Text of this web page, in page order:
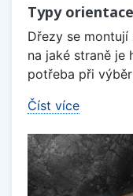
Typy
Dřezy se
na jaké straně je
potřeba při
Číst více